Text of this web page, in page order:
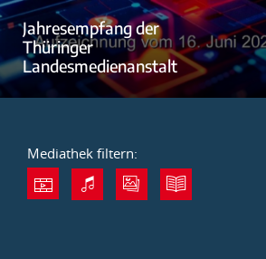
Jahresempfang der
Thüringer
Landesmedienanstalt
Mediathek filtern: